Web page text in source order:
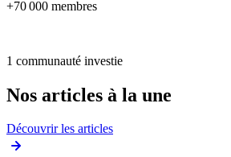
+70 000 membres
1 communauté investie
Nos articles à la une
Découvrir les articles